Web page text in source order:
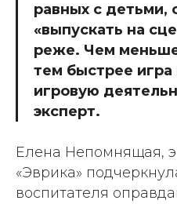
равных с детьми,
«выпускать на
реже. Чем меньше
тем быстрее игра
игровую
эксперт.
Елена Непомнящая,
«Эврика»
воспитателя